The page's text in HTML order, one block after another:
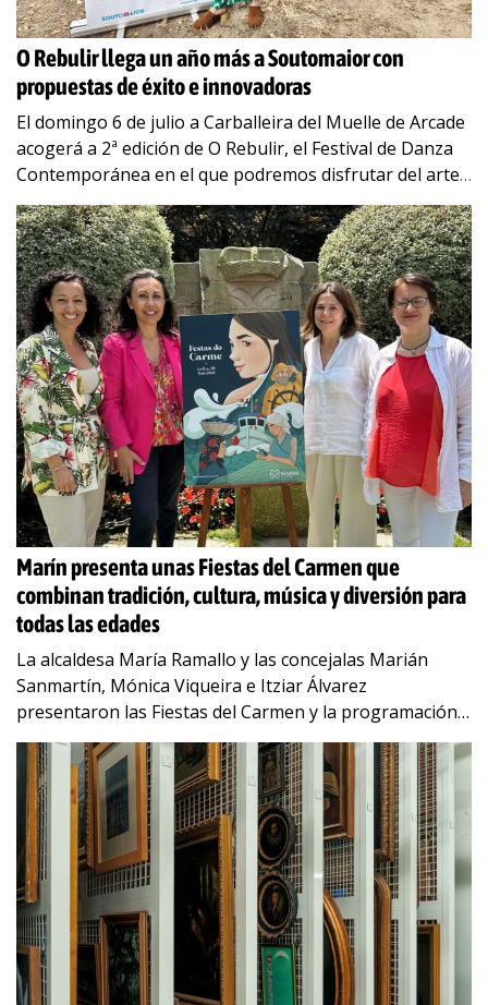
O Rebulir llega un año más a Soutomaior con
propuestas de éxito e innovadoras
El domingo 6 de julio a Carballeira del Muelle de Arcade
acogerá a 2ª edición de O Rebulir, el Festival de Danza
Contemporánea en el que podremos disfrutar del arte…
Marín presenta unas Fiestas del Carmen que
combinan tradición, cultura, música y diversión para
todas las edades
La alcaldesa María Ramallo y las concejalas Marián
Sanmartín, Mónica Viqueira e Itziar Álvarez
presentaron las Fiestas del Carmen y la programación
de un verano 2025 lleno de música, tradición…